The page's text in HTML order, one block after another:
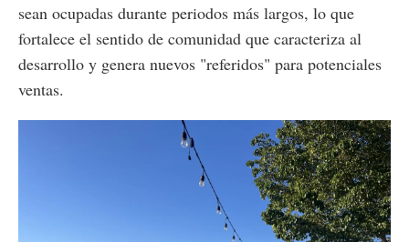
sean ocupadas durante periodos más largos, lo que
fortalece el sentido de comunidad que caracteriza al
desarrollo y genera nuevos "referidos" para potenciales
ventas.